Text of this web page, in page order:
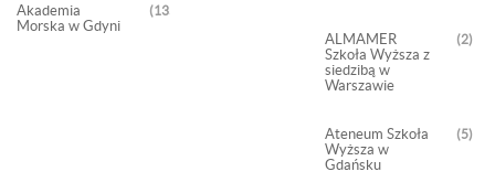
Akademia
Morska w Gdyni
1352
ALMAMER
Szkoła Wyższa z
siedzibą w
Warszawie
2
Ateneum Szkoła
Wyższa w
Gdańsku
5